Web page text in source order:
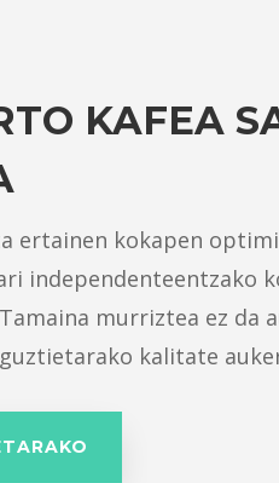
KAFEA
ertainen kokapen
independenteentzako
murriztea ez da
kalitate